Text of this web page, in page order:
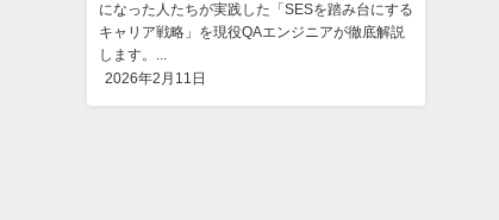
になった人たちが実践した「SESを踏み台にする
キャリア戦略」を現役QAエンジニアが徹底解説
します。...
2026年2月11日